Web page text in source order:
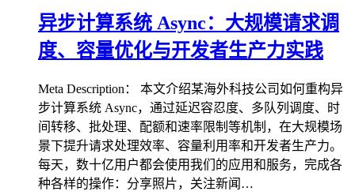
异步计算系统 Async：大规模请求调
度、容量优化与开发者生产力实践
Meta Description： 本文介绍某海外科技公司如何重构异
步计算系统 Async，通过延迟容忍度、多队列调度、时
间转移、批处理、配额和速率限制等机制，在大规模场
景下提升请求处理效率、容量利用率和开发者生产力。
每天，数十亿用户都会使用我们的应用和服务，完成各
种各样的操作：分享照片，关注新闻…